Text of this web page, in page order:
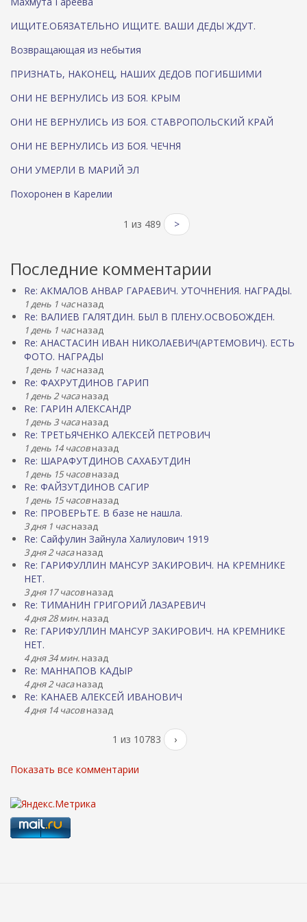
в
е
с
к
х
в
о
н
в
ш
с
з
н
и
х
и
Т
а
т
а
р
и
и
.
в
е
г
и
о
к
ы
а
ь
1
1
6
г
о
д
а
в
Н
М
Р
Т
.
в
!
ИЩИТЕ.ОБЯЗАТЕЛЬНО ИЩИТЕ. ВАШИ ДЕДЫ ЖДУТ.
Возвращающая из небытия
ПРИЗНАТЬ, НАКОНЕЦ, НАШИХ ДЕДОВ ПОГИБШИМИ
ОНИ НЕ ВЕРНУЛИСЬ ИЗ БОЯ. КРЫМ
ОНИ НЕ ВЕРНУЛИСЬ ИЗ БОЯ. СТАВРОПОЛЬСКИЙ КРАЙ
ОНИ НЕ ВЕРНУЛИСЬ ИЗ БОЯ. ЧЕЧНЯ
ОНИ УМЕРЛИ В МАРИЙ ЭЛ
Похоронен в Карелии
1 из 489 >
Последние комментарии
Re: АКМАЛОВ АНВАР ГАРАЕВИЧ. УТОЧНЕНИЯ. НАГРАДЫ.
1 день 1 часназад
Re: ВАЛИЕВ ГАЛЯТДИН. БЫЛ В ПЛЕНУ.ОСВОБОЖДЕН.
1 день 1 часназад
Re: АНАСТАСИН ИВАН НИКОЛАЕВИЧ(АРТЕМОВИЧ). ЕСТЬ
ФОТО. НАГРАДЫ
1 день 1 часназад
Re: ФАХРУТДИНОВ ГАРИП
1 день 2 часаназад
Re: ГАРИН АЛЕКСАНДР
1 день 3 часаназад
Re: ТРЕТЬЯЧЕНКО АЛЕКСЕЙ ПЕТРОВИЧ
1 день 14 часовназад
Re: ШАРАФУТДИНОВ САХАБУТДИН
1 день 15 часовназад
Re: ФАЙЗУТДИНОВ САГИР
1 день 15 часовназад
Re: ПРОВЕРЬТЕ. В базе не нашла.
3 дня 1 часназад
Re: Сайфулин Зайнула Халиулович 1919
3 дня 2 часаназад
Re: ГАРИФУЛЛИН МАНСУР ЗАКИРОВИЧ. НА КРЕМНИКЕ
НЕТ.
3 дня 17 часовназад
Re: ТИМАНИН ГРИГОРИЙ ЛАЗАРЕВИЧ
4 дня 28 мин. назад
Re: ГАРИФУЛЛИН МАНСУР ЗАКИРОВИЧ. НА КРЕМНИКЕ
НЕТ.
4 дня 34 мин. назад
Re: МАННАПОВ КАДЫР
4 дня 2 часаназад
Re: КАНАЕВ АЛЕКСЕЙ ИВАНОВИЧ
4 дня 14 часовназад
1 из 10783 ›
Показать все комментарии